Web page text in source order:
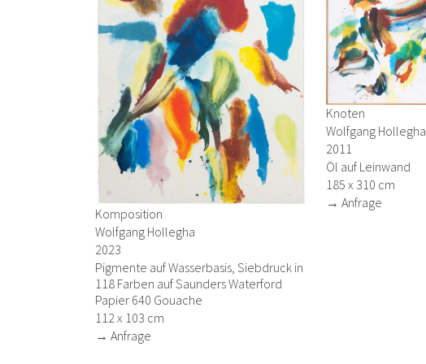
Komposition
Wolfgang Hollegha
2023
Pigmente auf Wasserbasis, Siebdruck in
118 Farben auf Saunders Waterford
Papier 640 Gouache
112 x 103 cm
→ Anfrage
Knoten
Wolfgang Hollegha
2011
Öl auf Leinwand
185 x 310 cm
→ Anfrage